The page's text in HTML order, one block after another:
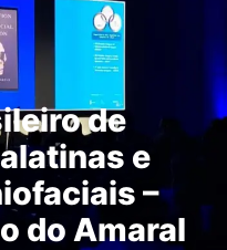
de
e
–
do Amaral